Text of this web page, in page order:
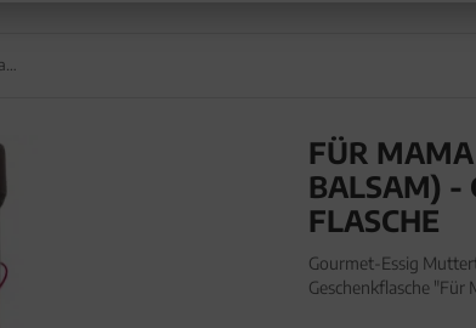
FÜR
BALSAM) -
FLASCHE
Gourmet-Essig
Geschenkflasche "Für